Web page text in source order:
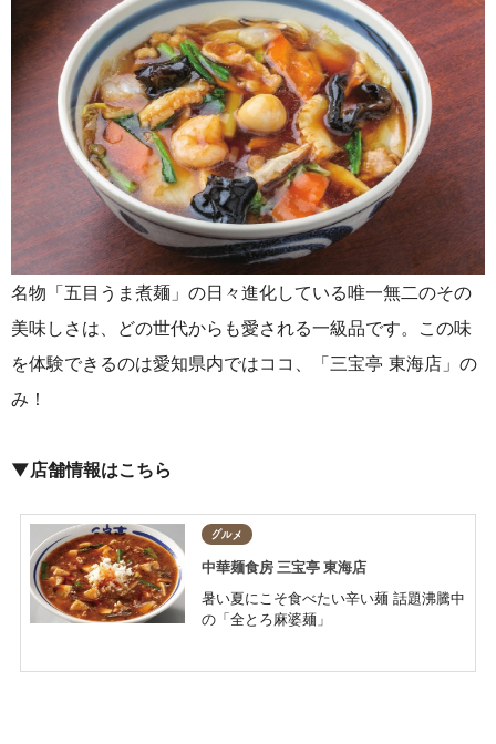
名物「五目うま煮麺」の日々進化している唯一無二のその
美味しさは、どの世代からも愛される一級品です。この味
を体験できるのは愛知県内ではココ、「三宝亭 東海店」の
み！
▼店舗情報はこちら
グルメ
中華麺食房 三宝亭 東海店
暑い夏にこそ食べたい辛い麺 話題沸騰中
の「全とろ麻婆麺」